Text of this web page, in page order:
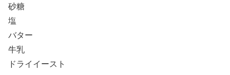
砂糖
塩
バター
牛乳
ドライイースト